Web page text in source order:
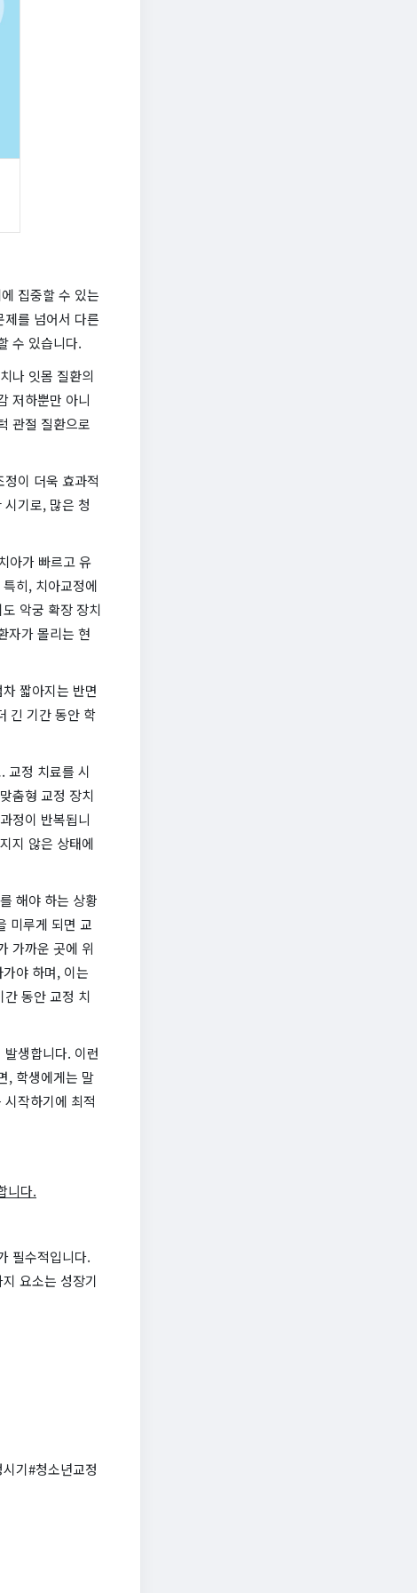
집중할 수 있는
를 넘어서 다른
수 있습니다.
나 잇몸 질환의
저하뿐만 아니
관절 질환으로
이 더욱 효과적
기로, 많은 청
아가 빠르고 유
히, 치아교정에
악궁 확장 장치
자가 몰리는 현
짧아지는 반면
긴 기간 동안 학
교정 치료를 시
춤형 교정 장치
정이 반복됩니
지 않은 상태에
해야 하는 상황
미루게 되면 교
가까운 곳에 위
야 하며, 이는
동안 교정 치
생합니다. 이런
, 학생에게는 말
작하기에 최적
니다.
필수적입니다.
요소는 성장기
기#청소년교정